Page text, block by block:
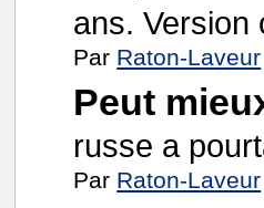
ans. Version
Par Raton-Laveur
Peut
russe a
Par Raton-Laveur